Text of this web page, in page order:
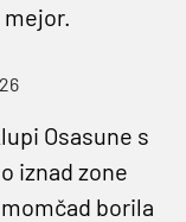
mejor.
Osasune s
iznad zone
borila